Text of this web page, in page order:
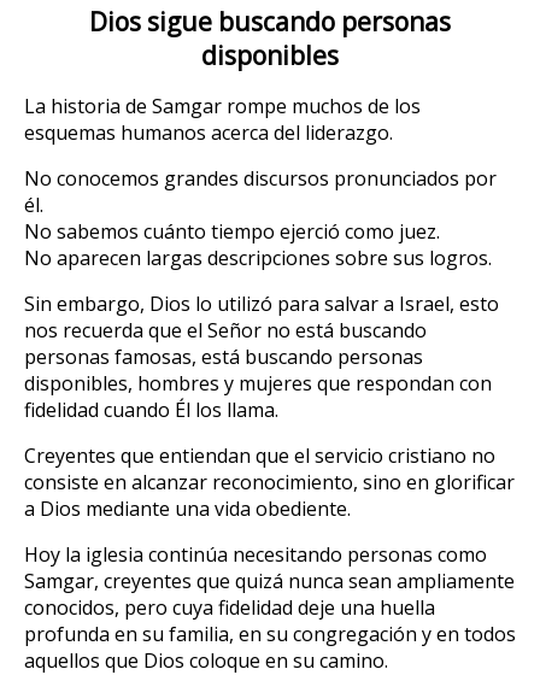
Dios sigue buscando personas
disponibles
La historia de Samgar rompe muchos de los
esquemas humanos acerca del liderazgo.
No conocemos grandes discursos pronunciados por
él.
No sabemos cuánto tiempo ejerció como juez.
No aparecen largas descripciones sobre sus logros.
Sin embargo, Dios lo utilizó para salvar a Israel, esto
nos recuerda que el Señor no está buscando
personas famosas, está buscando personas
disponibles, hombres y mujeres que respondan con
fidelidad cuando Él los llama.
Creyentes que entiendan que el servicio cristiano no
consiste en alcanzar reconocimiento, sino en glorificar
a Dios mediante una vida obediente.
Hoy la iglesia continúa necesitando personas como
Samgar, creyentes que quizá nunca sean ampliamente
conocidos, pero cuya fidelidad deje una huella
profunda en su familia, en su congregación y en todos
aquellos que Dios coloque en su camino.